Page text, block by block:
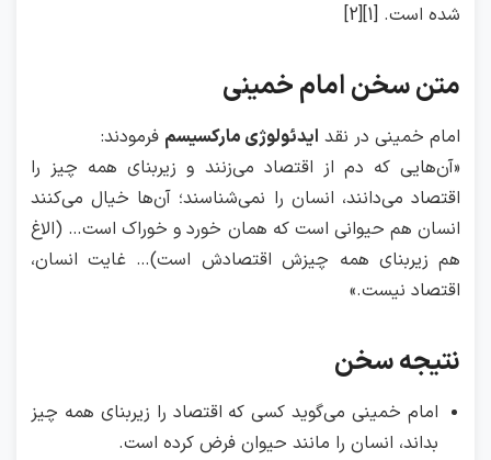
شده است. [1][2]
متن سخن امام خمینی
امام خمینی در نقد ایدئولوژی مارکسیسم فرمودند:
«آن‌هایی که دم از اقتصاد می‌زنند و زیربنای همه چیز را
اقتصاد می‌دانند، انسان را نمی‌شناسند؛ آن‌ها خیال می‌کنند
انسان هم حیوانی است که همان خورد و خوراک است… (الاغ
هم زیربنای همه چیزش اقتصادش است)… غایت انسان،
اقتصاد نیست.»
نتیجه سخن
امام خمینی می‌گوید کسی که اقتصاد را زیربنای همه چیز
بداند، انسان را مانند حیوان فرض کرده است.